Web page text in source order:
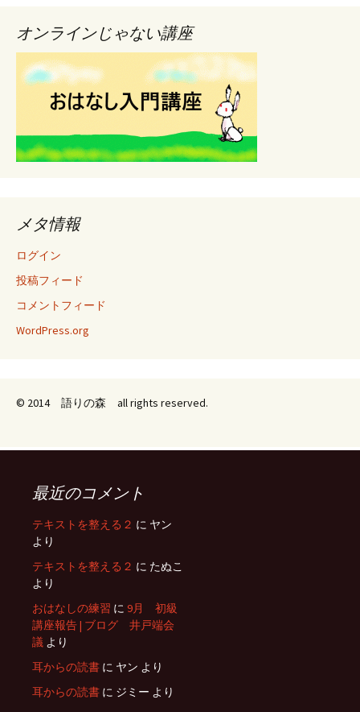
オンラインじゃない講座
メタ情報
ログイン
投稿フィード
コメントフィード
WordPress.org
© 2014 語りの森 all rights reserved.
最近のコメント
テキストを整える２ に ヤン
より
テキストを整える２ に たぬこ
より
おはなしの練習 に 9月 初級
講座報告 | ブログ 井戸端会
議 より
耳からの読書 に ヤン より
耳からの読書 に ジミー より